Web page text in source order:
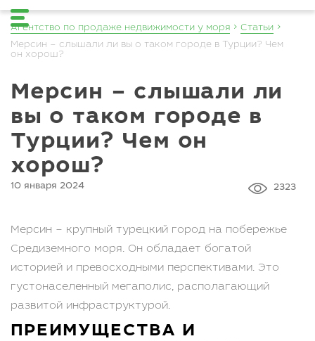
Агентство по продаже недвижимости у моря
Статьи
Мерсин – слышали ли вы о таком городе в Турции? Чем
он хорош?
Мерсин – слышали ли
вы о таком городе в
Турции? Чем он
хорош?
10 января 2024 2323
Мерсин – крупный турецкий город на побережье
Средиземного моря. Он обладает богатой
историей и превосходными перспективами. Это
густонаселенный мегаполис, располагающий
развитой инфраструктурой.
ПРЕИМУЩЕСТВА И